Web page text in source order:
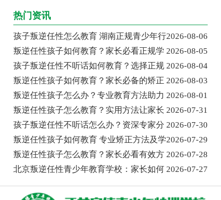
热门资讯
孩子叛逆任性怎么教育 湖南正规青少年行2026-08-06
叛逆任性孩子如何教育？家长必看正规学 2026-08-05
孩子叛逆任性不听话如何教育？选择正规 2026-08-04
叛逆任性孩子如何教育？家长必备的矫正 2026-08-03
叛逆任性孩子怎么办？专业教育方法助力 2026-08-01
叛逆任性孩子怎么教育？实用方法让家长 2026-07-31
孩子叛逆任性不听话怎么办？资深专家分 2026-07-30
叛逆任性孩子如何教育 专业矫正方法及学2026-07-29
叛逆任性孩子怎么教育？家长必看有效方 2026-07-28
北京叛逆任性青少年教育学校：家长如何 2026-07-27